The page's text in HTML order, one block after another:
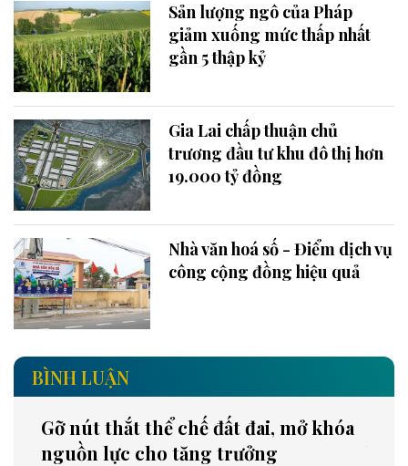
Sản lượng ngô của Pháp
giảm xuống mức thấp nhất
gần 5 thập kỷ
Gia Lai chấp thuận chủ
trương đầu tư khu đô thị hơn
19.000 tỷ đồng
Nhà văn hoá số - Điểm dịch vụ
công cộng đồng hiệu quả
BÌNH LUẬN
Gỡ nút thắt thể chế đất đai, mở khóa
nguồn lực cho tăng trưởng